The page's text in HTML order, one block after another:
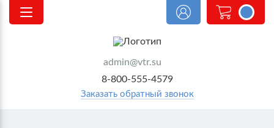
admin@vtr.su
8-800-555-4579
Заказать обратный звонок
<@
order.count
|| 0 @>